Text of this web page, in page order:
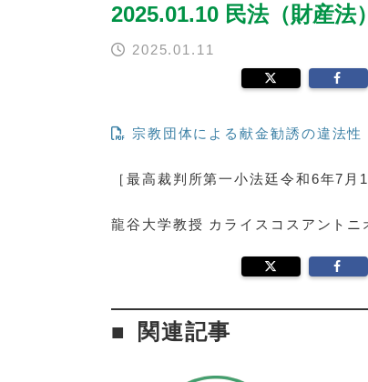
2025.01.10 民法（財産法
2025.01.11
宗教団体による献金勧誘の違法性
［最高裁判所第一小法廷令和6年7
龍谷大学教授 カライスコスアントニ
関連記事